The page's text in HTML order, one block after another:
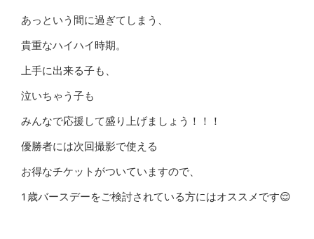
あっという間に過ぎてしまう、
貴重なハイハイ時期。
上手に出来る子も、
泣いちゃう子も
みんなで応援して盛り上げましょう！！！
優勝者には次回撮影で使える
お得なチケットがついていますので、
1歳バースデーをご検討されている方にはオススメです😌